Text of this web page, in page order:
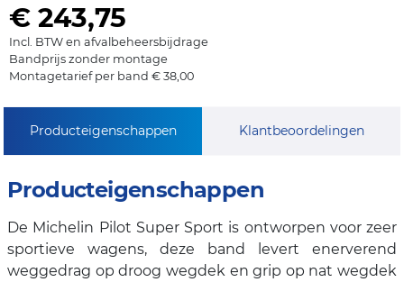
€ 243,75
Incl. BTW en afvalbeheersbijdrage
Bandprijs zonder montage
Montagetarief per band € 38,00
Producteigenschappen Klantbeoordelingen
Producteigenschappen
De Michelin Pilot Super Sport is ontworpen voor zeer
sportieve wagens, deze band levert enerverend
weggedrag op droog wegdek en grip op nat wegdek